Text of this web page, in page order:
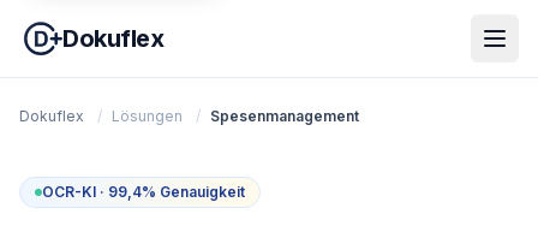
Dokuflex
Dokuflex / Lösungen / Spesenmanagement
OCR-KI · 99,4% Genauigkeit